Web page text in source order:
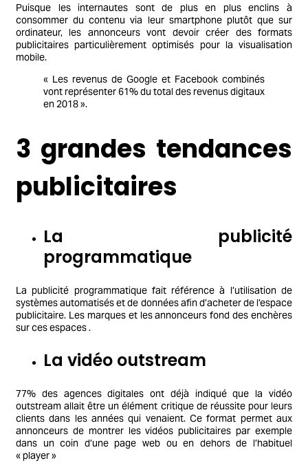
Puisque les internautes sont de plus en plus enclins à
consommer du contenu via leur smartphone plutôt que sur
ordinateur, les annonceurs vont devoir créer des formats
publicitaires particulièrement optimisés pour la visualisation
mobile.
« Les revenus de Google et Facebook combinés
vont représenter 61% du total des revenus digitaux
en 2018 ».
3 grandes tendances
publicitaires
La publicité
programmatique
La publicité programmatique fait référence à l’utilisation de
systèmes automatisés et de données afin d’acheter de l’espace
publicitaire. Les marques et les annonceurs fond des enchères
sur ces espaces .
La vidéo outstream
77% des agences digitales ont déjà indiqué que la vidéo
outstream allait être un élément critique de réussite pour leurs
clients dans les années qui venaient. Ce format permet aux
annonceurs de montrer les vidéos publicitaires par exemple
dans un coin d’une page web ou en dehors de l’habituel
« player »